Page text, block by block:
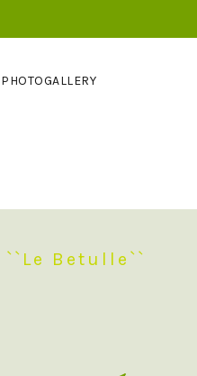
PHOTOGALLERY
Betulle``